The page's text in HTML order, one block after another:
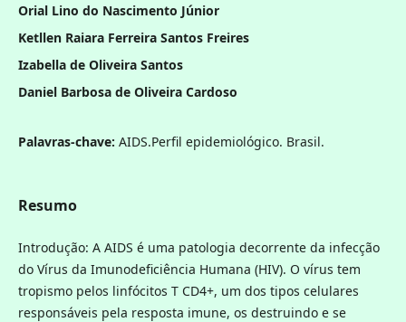
Orial Lino do Nascimento Júnior
Ketllen Raiara Ferreira Santos Freires
Izabella de Oliveira Santos
Daniel Barbosa de Oliveira Cardoso
Palavras-chave: AIDS.Perfil epidemiológico. Brasil.
Resumo
Introdução: A AIDS é uma patologia decorrente da infecção
do Vírus da Imunodeficiência Humana (HIV). O vírus tem
tropismo pelos linfócitos T CD4+, um dos tipos celulares
responsáveis pela resposta imune, os destruindo e se